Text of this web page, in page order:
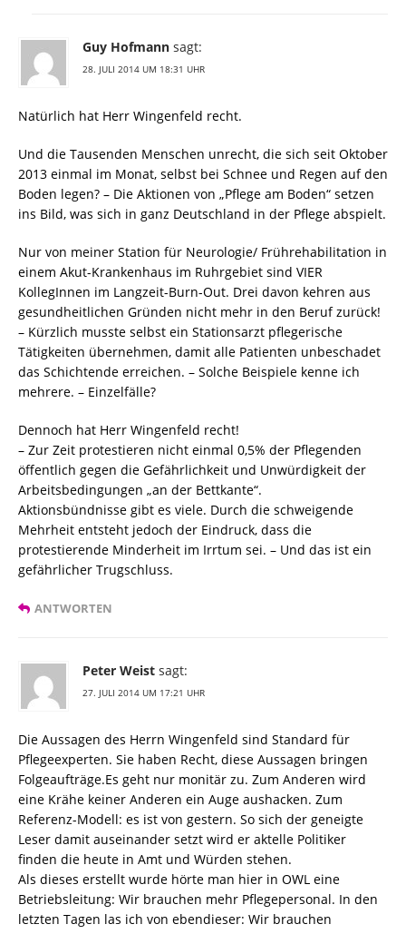
Guy Hofmann sagt:
28. JULI 2014 UM 18:31 UHR
Natürlich hat Herr Wingenfeld recht.
Und die Tausenden Menschen unrecht, die sich seit Oktober
2013 einmal im Monat, selbst bei Schnee und Regen auf den
Boden legen? – Die Aktionen von „Pflege am Boden“ setzen
ins Bild, was sich in ganz Deutschland in der Pflege abspielt.
Nur von meiner Station für Neurologie/ Frührehabilitation in
einem Akut-Krankenhaus im Ruhrgebiet sind VIER
KollegInnen im Langzeit-Burn-Out. Drei davon kehren aus
gesundheitlichen Gründen nicht mehr in den Beruf zurück!
– Kürzlich musste selbst ein Stationsarzt pflegerische
Tätigkeiten übernehmen, damit alle Patienten unbeschadet
das Schichtende erreichen. – Solche Beispiele kenne ich
mehrere. – Einzelfälle?
Dennoch hat Herr Wingenfeld recht!
– Zur Zeit protestieren nicht einmal 0,5% der Pflegenden
öffentlich gegen die Gefährlichkeit und Unwürdigkeit der
Arbeitsbedingungen „an der Bettkante“.
Aktionsbündnisse gibt es viele. Durch die schweigende
Mehrheit entsteht jedoch der Eindruck, dass die
protestierende Minderheit im Irrtum sei. – Und das ist ein
gefährlicher Trugschluss.
ANTWORTEN
Peter Weist sagt:
27. JULI 2014 UM 17:21 UHR
Die Aussagen des Herrn Wingenfeld sind Standard für
Pflegeexperten. Sie haben Recht, diese Aussagen bringen
Folgeaufträge.Es geht nur monitär zu. Zum Anderen wird
eine Krähe keiner Anderen ein Auge aushacken. Zum
Referenz-Modell: es ist von gestern. So sich der geneigte
Leser damit auseinander setzt wird er aktelle Politiker
finden die heute in Amt und Würden stehen.
Als dieses erstellt wurde hörte man hier in OWL eine
Betriebsleitung: Wir brauchen mehr Pflegepersonal. In den
letzten Tagen las ich von ebendieser: Wir brauchen